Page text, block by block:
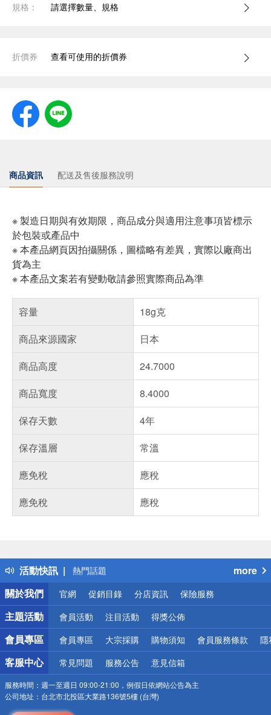
規格： 請選擇數量、規格
折價券 查看可使用的折價券
商品資訊 配送及售後服務說明
※ 製造日期與有效期限，商品成分與適用注意事項皆標示
於包裝或產品中
※ 本產品網頁因拍攝關係，圖檔略有差異，實際以廠商出
貨為主
※ 本產品文案若有變動敬請參照實際商品為準
容量
18g克
商品來源國家
日本
商品高度
24.7000
商品寬度
8.4000
保存天數
4年
保存溫層
常溫
應免稅
應稅
應免稅
應稅
活動快訊
得獎公告
熱門話題
銀行優惠
偏遠地區配送
詐騙網頁！請小心！
more
關於我們
官網 促銷目錄 分店資訊 保險服務
主題活動 會員活動 注目活動 得獎公佈
會員專區 會員專區 大宗採購 購物須知 會員服務條款 隱
客服中心 常見問題 服務公告 意見信箱
服務時間： 週一至週日 09:00-21:00，例假日依網站公告為主
公司地址： 台北市北投區大業路136號5樓 (台灣)